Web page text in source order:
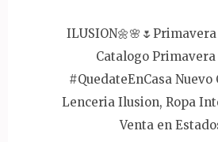
Catalogo
#QuedateEnCasa Nuevo
Lenceria Ilusion, Ropa
Venta en